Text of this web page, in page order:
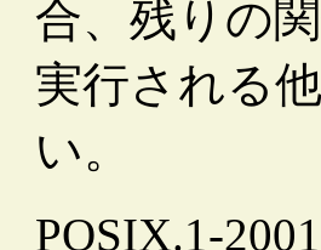
合、残りの
実行される
い。
POSIX.1-